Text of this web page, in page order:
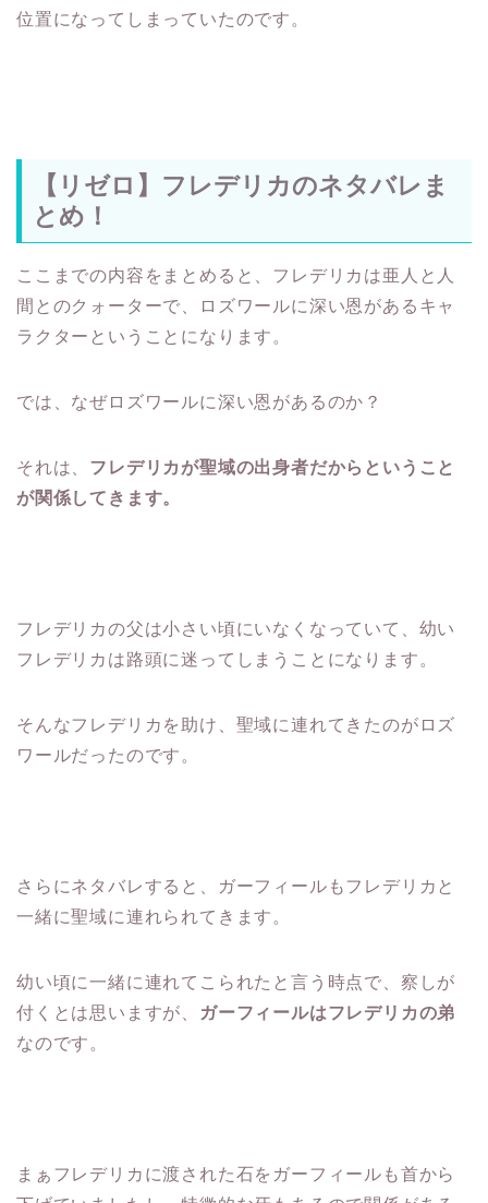
位置になってしまっていたのです。
【リゼロ】フレデリカのネタバレま
とめ！
ここまでの内容をまとめると、フレデリカは亜人と人
間とのクォーターで、ロズワールに深い恩があるキャ
ラクターということになります。
では、なぜロズワールに深い恩があるのか？
それは、 フレデリカが聖域の出身者だからということ
が関係してきます。
フレデリカの父は小さい頃にいなくなっていて、幼い
フレデリカは路頭に迷ってしまうことになります。
そんなフレデリカを助け、聖域に連れてきたのがロズ
ワールだったのです。
さらにネタバレすると、ガーフィールもフレデリカと
一緒に聖域に連れられてきます。
幼い頃に一緒に連れてこられたと言う時点で、察しが
付くとは思いますが、
ガーフィールはフレデリカの弟
なのです。
まぁフレデリカに渡された石をガーフィールも首から